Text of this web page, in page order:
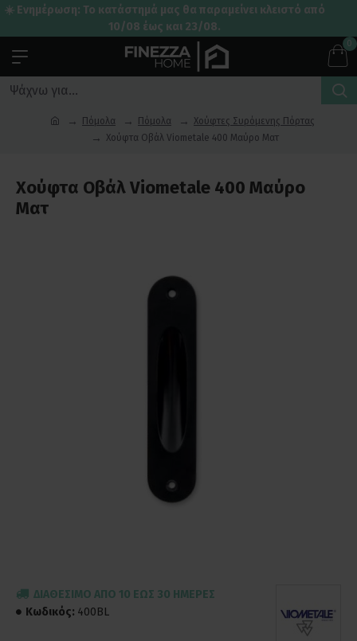
☀️ Ενημέρωση: Το κατάστημά μας θα παραμείνει κλειστό από
10/08 έως και 23/08.
0
Πόμολα Πόμολα
Χούφτες Συρόμενης Πόρτας
Χούφτα Οβάλ Viometale 400 Μαύρο Ματ
Χούφτα Οβάλ Viometale 400 Μαύρο
Ματ
ΔΙΑΘΈΣΙΜΟ ΑΠΌ 10 ΈΩΣ 30 ΗΜΈΡΕΣ
Κωδικός: 400BL